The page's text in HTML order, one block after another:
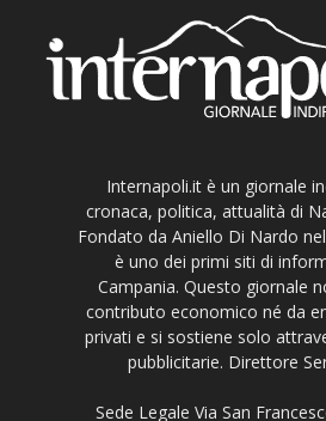
Internapoli.it è un giornale
cronaca, politica, attualità di
Fondato da Aniello Di Nardo
è uno dei primi siti di
Campania. Questo giornale
contributo economico né da
privati e si sostiene solo
pubblicitarie. Direttore
Sede Legale Via San